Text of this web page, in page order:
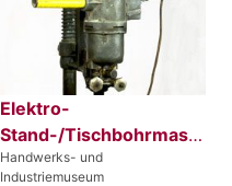
Elektro-
Stand-/Tischbohrmaschine
Handwerks- und
Industriemuseum